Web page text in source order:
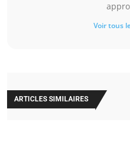
Voir tous
ARTICLES SIMILAIRES